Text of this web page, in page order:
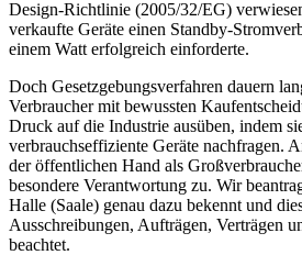
Design-Richtlinie (2005/32/EG)
verkaufte Geräte einen Standby-
einem Watt erfolgreich einforderte.
Doch Gesetzgebungsverfahren dauern
Verbraucher mit bewussten
Druck auf die Industrie ausüben, indem
verbrauchseffiziente Geräte nachfragen.
der öffentlichen Hand als
besondere Verantwortung zu. Wir
Halle (Saale) genau dazu bekennt und
Ausschreibungen, Aufträgen, Verträgen
beachtet.